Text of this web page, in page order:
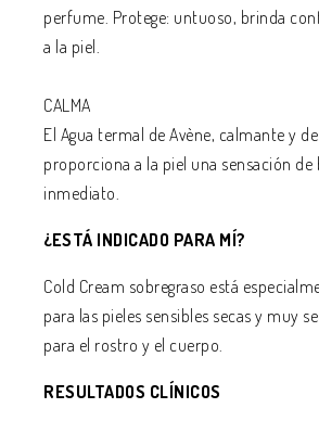
perfume. Protege: untuoso, brinda
a la piel.
CALMA
El Agua termal de Avène, calmante y
proporciona a la piel una sensación de
inmediato.
¿ESTÁ INDICADO PARA MÍ?
Cold Cream sobregraso está
para las pieles sensibles secas y muy
para el rostro y el cuerpo.
RESULTADOS CLÍNICOS